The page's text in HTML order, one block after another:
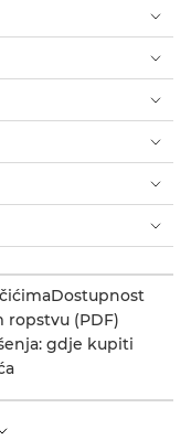
Dostupnost
ropstvu (PDF)
gdje kupiti